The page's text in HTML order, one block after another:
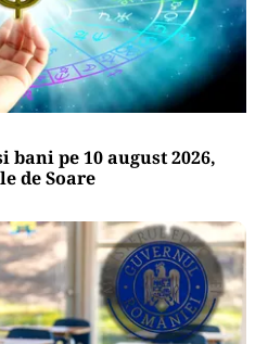
bani pe 10 august 2026,
de Soare